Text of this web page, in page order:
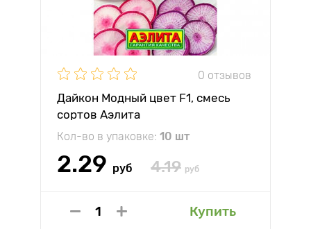
0 отзывов
Дайкон Модный цвет F1, смесь
сортов Аэлита
Кол-во в упаковке: 10 шт
2.29 руб 4.19 руб
Купить